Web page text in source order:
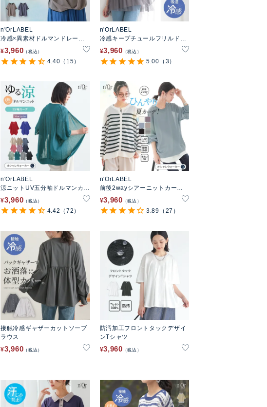
n'OrLABEL
冷感×異素材ドルマンドレープ
トップス
¥3,960 税込
4.40 （15）
n'OrLABEL
冷感キープチュールフリルドッ
キングカットソー
¥3,960 税込
5.00 （3）
n'OrLABEL
涼ニットUV五分袖ドルマンカー
ディガン
¥3,960 税込
4.42 （72）
n'OrLABEL
前後2wayシアーニットカーデ
ィガン
¥3,960 税込
3.89 （27）
接触冷感ギャザーカットソーブ
ラウス
¥3,960 税込
防汚加工フロントタックデザイ
ンTシャツ
¥3,960 税込